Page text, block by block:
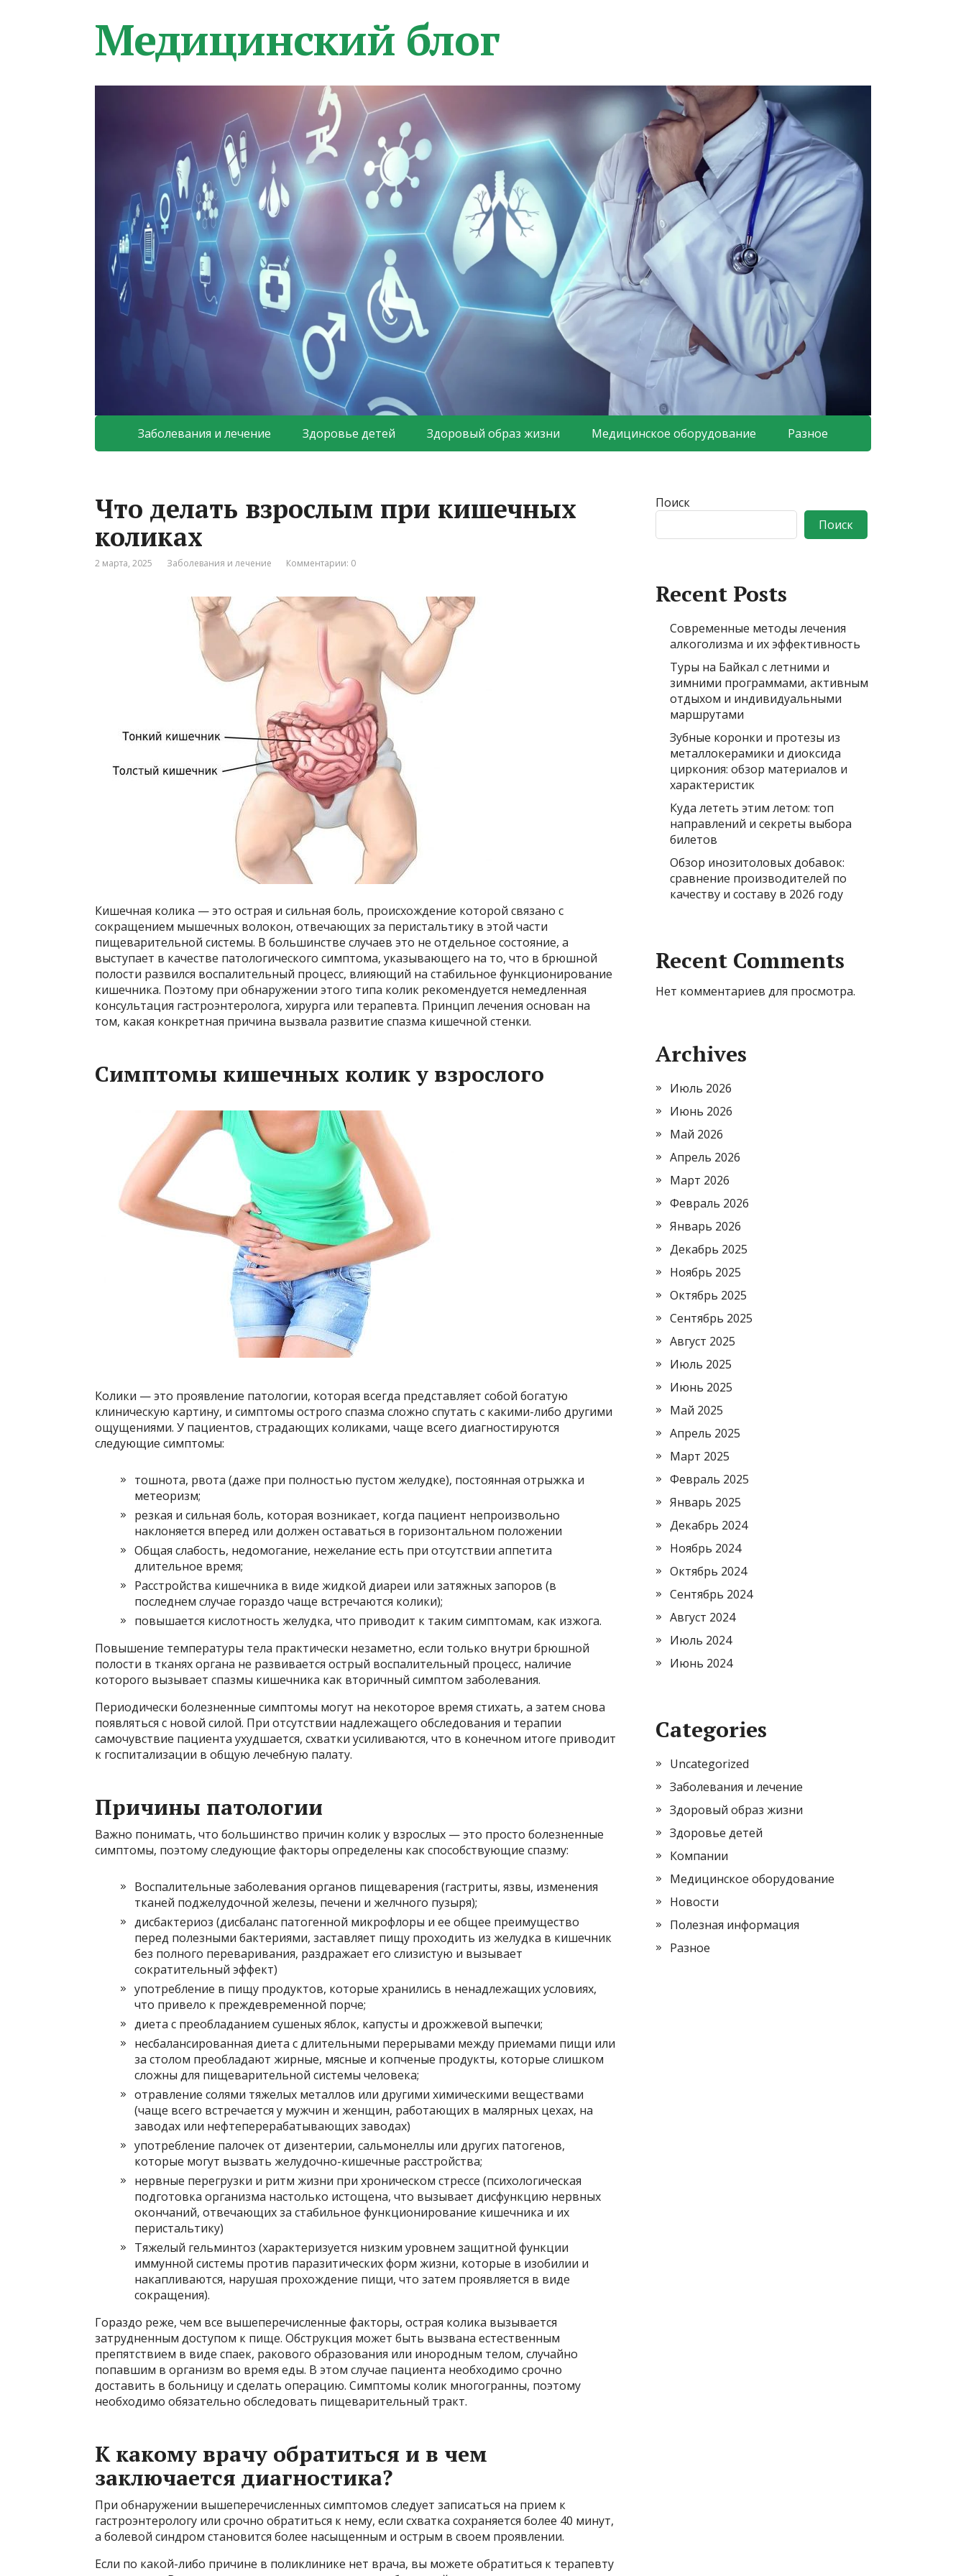
Медицинский блог
Заболевания и лечение Здоровье детей Здоровый образ жизни Медицинское оборудование Разное
Что делать взрослым при кишечных
коликах
2 марта, 2025 Заболевания и лечение Комментарии: 0
Кишечная колика — это острая и сильная боль, происхождение которой связано с
сокращением мышечных волокон, отвечающих за перистальтику в этой части
пищеварительной системы. В большинстве случаев это не отдельное состояние, а
выступает в качестве патологического симптома, указывающего на то, что в брюшной
полости развился воспалительный процесс, влияющий на стабильное функционирование
кишечника. Поэтому при обнаружении этого типа колик рекомендуется немедленная
консультация гастроэнтеролога, хирурга или терапевта. Принцип лечения основан на
том, какая конкретная причина вызвала развитие спазма кишечной стенки.
Симптомы кишечных колик у взрослого
Колики — это проявление патологии, которая всегда представляет собой богатую
клиническую картину, и симптомы острого спазма сложно спутать с какими-либо другими
ощущениями. У пациентов, страдающих коликами, чаще всего диагностируются
следующие симптомы:
тошнота, рвота (даже при полностью пустом желудке), постоянная отрыжка и
метеоризм;
резкая и сильная боль, которая возникает, когда пациент непроизвольно
наклоняется вперед или должен оставаться в горизонтальном положении
Общая слабость, недомогание, нежелание есть при отсутствии аппетита
длительное время;
Расстройства кишечника в виде жидкой диареи или затяжных запоров (в
последнем случае гораздо чаще встречаются колики);
повышается кислотность желудка, что приводит к таким симптомам, как изжога.
Повышение температуры тела практически незаметно, если только внутри брюшной
полости в тканях органа не развивается острый воспалительный процесс, наличие
которого вызывает спазмы кишечника как вторичный симптом заболевания.
Периодически болезненные симптомы могут на некоторое время стихать, а затем снова
появляться с новой силой. При отсутствии надлежащего обследования и терапии
самочувствие пациента ухудшается, схватки усиливаются, что в конечном итоге приводит
к госпитализации в общую лечебную палату.
Причины патологии
Важно понимать, что большинство причин колик у взрослых — это просто болезненные
симптомы, поэтому следующие факторы определены как способствующие спазму:
Воспалительные заболевания органов пищеварения (гастриты, язвы, изменения
тканей поджелудочной железы, печени и желчного пузыря);
дисбактериоз (дисбаланс патогенной микрофлоры и ее общее преимущество
перед полезными бактериями, заставляет пищу проходить из желудка в кишечник
без полного переваривания, раздражает его слизистую и вызывает
сократительный эффект)
употребление в пищу продуктов, которые хранились в ненадлежащих условиях,
что привело к преждевременной порче;
диета с преобладанием сушеных яблок, капусты и дрожжевой выпечки;
несбалансированная диета с длительными перерывами между приемами пищи или
за столом преобладают жирные, мясные и копченые продукты, которые слишком
сложны для пищеварительной системы человека;
отравление солями тяжелых металлов или другими химическими веществами
(чаще всего встречается у мужчин и женщин, работающих в малярных цехах, на
заводах или нефтеперерабатывающих заводах)
употребление палочек от дизентерии, сальмонеллы или других патогенов,
которые могут вызвать желудочно-кишечные расстройства;
нервные перегрузки и ритм жизни при хроническом стрессе (психологическая
подготовка организма настолько истощена, что вызывает дисфункцию нервных
окончаний, отвечающих за стабильное функционирование кишечника и их
перистальтику)
Тяжелый гельминтоз (характеризуется низким уровнем защитной функции
иммунной системы против паразитических форм жизни, которые в изобилии и
накапливаются, нарушая прохождение пищи, что затем проявляется в виде
сокращения).
Гораздо реже, чем все вышеперечисленные факторы, острая колика вызывается
затрудненным доступом к пище. Обструкция может быть вызвана естественным
препятствием в виде спаек, ракового образования или инородным телом, случайно
попавшим в организм во время еды. В этом случае пациента необходимо срочно
доставить в больницу и сделать операцию. Симптомы колик многогранны, поэтому
необходимо обязательно обследовать пищеварительный тракт.
К какому врачу обратиться и в чем
заключается диагностика?
При обнаружении вышеперечисленных симптомов следует записаться на прием к
гастроэнтерологу или срочно обратиться к нему, если схватка сохраняется более 40 минут,
а болевой синдром становится более насыщенным и острым в своем проявлении.
Если по какой-либо причине в поликлинике нет врача, вы можете обратиться к терапевту
Поиск
Поиск
Recent Posts
Современные методы лечения
алкоголизма и их эффективность
Туры на Байкал с летними и
зимними программами, активным
отдыхом и индивидуальными
маршрутами
Зубные коронки и протезы из
металлокерамики и диоксида
циркония: обзор материалов и
характеристик
Куда лететь этим летом: топ
направлений и секреты выбора
билетов
Обзор инозитоловых добавок:
сравнение производителей по
качеству и составу в 2026 году
Recent Comments
Нет комментариев для просмотра.
Archives
Июль 2026
Июнь 2026
Май 2026
Апрель 2026
Март 2026
Февраль 2026
Январь 2026
Декабрь 2025
Ноябрь 2025
Октябрь 2025
Сентябрь 2025
Август 2025
Июль 2025
Июнь 2025
Май 2025
Апрель 2025
Март 2025
Февраль 2025
Январь 2025
Декабрь 2024
Ноябрь 2024
Октябрь 2024
Сентябрь 2024
Август 2024
Июль 2024
Июнь 2024
Categories
Uncategorized
Заболевания и лечение
Здоровый образ жизни
Здоровье детей
Компании
Медицинское оборудование
Новости
Полезная информация
Разное